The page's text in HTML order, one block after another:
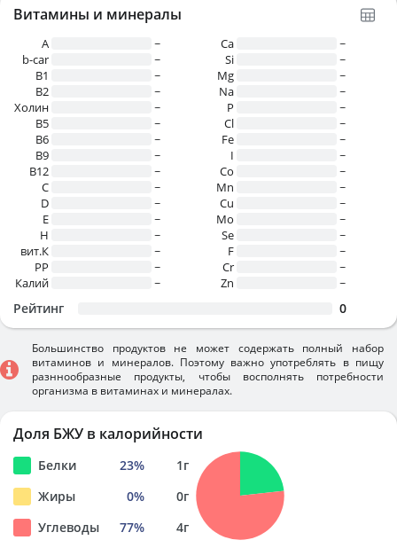
Витамины и минералы
A
~
b-car
~
В1
~
B2
~
Холин
~
B5
~
B6
~
B9
~
B12
~
C
~
D
~
E
~
H
~
вит.К
~
PP
~
Калий
~
Ca
~
Si
~
Mg
~
Na
~
P
~
Cl
~
Fe
~
I
~
Co
~
Mn
~
Cu
~
Mo
~
Se
~
F
~
Cr
~
Zn
~
Рейтинг 0
Большинство продуктов не может содержать полный набор
витаминов и минералов. Поэтому важно употреблять в пищу
разннообразные продукты, чтобы восполнять потребности
организма в витаминах и минералах.
Доля БЖУ в калорийности
Белки 23% 1г
Жиры
0% 0г
Углеводы
77% 4г